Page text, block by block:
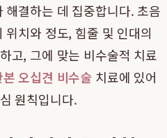
해결하는 데 집중합니다. 초음
치와 정도, 힘줄 및 인대의
고, 그에 맞는 비수술적 치료
본 오십견 비수술 치료에 있어
원칙입니다.